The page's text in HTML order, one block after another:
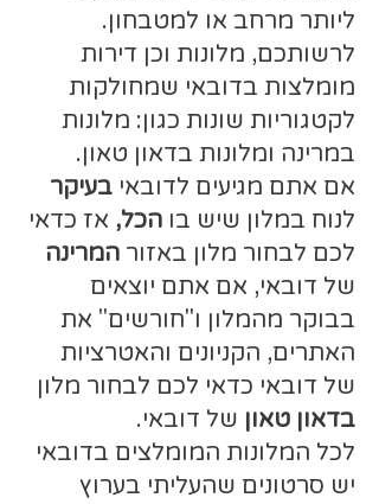
ליותר מרחב או למטבחון.
לרשותכם, מלונות וכן דירות
מומלצות בדובאי שמחולקות
לקטגוריות שונות כגון: מלונות
במרינה ומלונות בדאון טאון.
אם אתם מגיעים לדובאי בעיקר
לנוח במלון שיש בו הכל, אז כדאי
לכם לבחור מלון באזור המרינה
של דובאי, אם אתם יוצאים
בבוקר מהמלון ו"חורשים" את
האתרים, הקניונים והאטרציות
של דובאי כדאי לכם לבחור מלון
בדאון טאון של דובאי.
​לכל המלונות המומלצים בדובאי
יש סרטונים שהעליתי בערוץ